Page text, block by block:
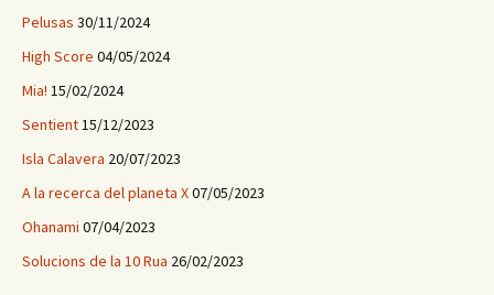
Pelusas 30/11/2024
High Score 04/05/2024
Mia! 15/02/2024
Sentient15/12/2023
Isla Calavera 20/07/2023
A la recerca del planeta X07/05/2023
Ohanami 07/04/2023
Solucions de la 10 Rua 26/02/2023